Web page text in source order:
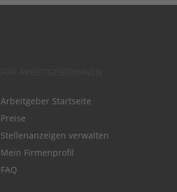
Arbeitgeber Startseite
Preise
Stellenanzeigen verwalten
Mein Firmenprofil
FAQ